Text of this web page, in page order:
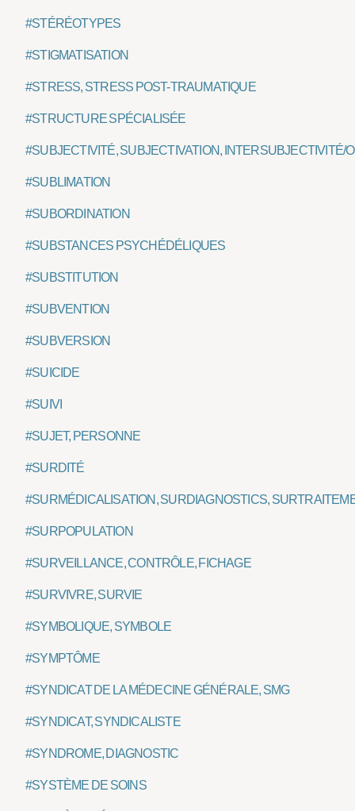
#STÉRÉOTYPES
#STIGMATISATION
#STRESS, STRESS POST-TRAUMATIQUE
#STRUCTURE SPÉCIALISÉE
#SUBJECTIVITÉ, SUBJECTIVATION, INTERSUBJECTIVITÉ/
#SUBLIMATION
#SUBORDINATION
#SUBSTANCES PSYCHÉDÉLIQUES
#SUBSTITUTION
#SUBVENTION
#SUBVERSION
#SUICIDE
#SUIVI
#SUJET, PERSONNE
#SURDITÉ
#SURMÉDICALISATION, SURDIAGNOSTICS,
#SURPOPULATION
#SURVEILLANCE, CONTRÔLE, FICHAGE
#SURVIVRE, SURVIE
#SYMBOLIQUE, SYMBOLE
#SYMPTÔME
#SYNDICAT DE LA MÉDECINE GÉNÉRALE, SMG
#SYNDICAT, SYNDICALISTE
#SYNDROME, DIAGNOSTIC
#SYSTÈME DE SOINS